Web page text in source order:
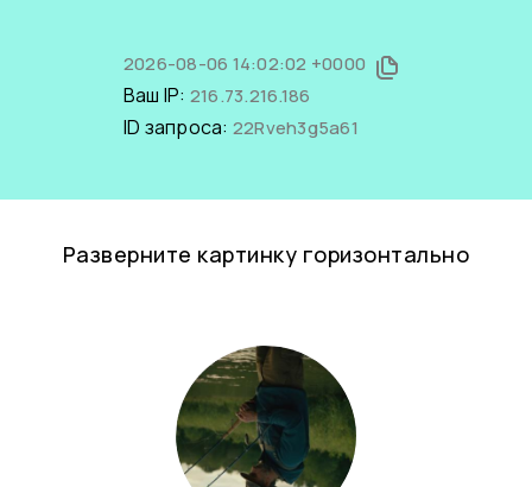
2026-08-06 14:02:02 +0000
Ваш IP: 216.73.216.186
ID запроса: 22Rveh3g5a61
Разверните картинку горизонтально